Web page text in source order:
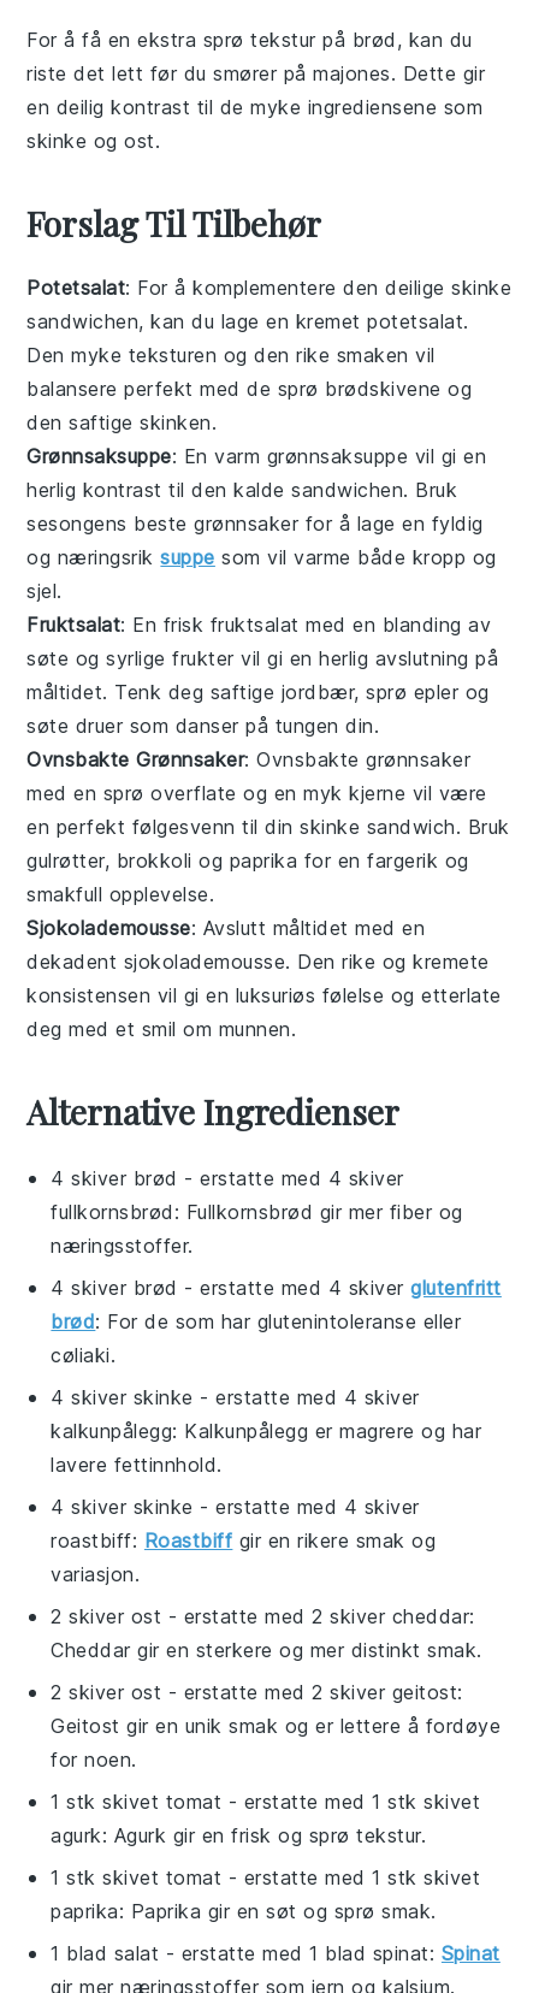
For å få en ekstra sprø tekstur på brød , kan du
riste det lett før du smører påmajones. Dette gir
en deilig kontrast til de myke ingrediensene som
skinke ogost.
Forslag Til Tilbehør
Potetsalat: For å komplementere den deiligeskinke
sandwichen, kan du lage en kremetpotetsalat.
Den myke teksturen og den rike smaken vil
balansere perfekt med de sprø brødskivene og
den saftigeskinken.
Grønnsaksuppe: En varm grønnsaksuppe vil gi en
herlig kontrast til den kaldesandwichen. Bruk
sesongens bestegrønnsaker for å lage en fyldig
og næringsriksuppe som vil varme både kropp og
sjel.
Fruktsalat: En frisk fruktsalat med en blanding av
søte og syrligefrukter vil gi en herlig avslutning på
måltidet. Tenk deg saftige jordbær, sprø epler og
søte druer som danser på tungen din.
Ovnsbakte Grønnsaker: Ovnsbaktegrønnsaker
med en sprø overflate og en myk kjerne vil være
en perfekt følgesvenn til dinskinke sandwich. Bruk
gulrøtter, brokkoli og paprika for en fargerik og
smakfull opplevelse.
Sjokolademousse: Avslutt måltidet med en
dekadent sjokolademousse. Den rike og kremete
konsistensen vil gi en luksuriøs følelse og etterlate
deg med et smil om munnen.
Alternative Ingredienser
4 skiver brød - erstatte med 4 skiver
fullkornsbrød : Fullkornsbrød gir mer fiber og
næringsstoffer.
4 skiver brød - erstatte med 4 skiverglutenfritt
brød: For de som har glutenintoleranse eller
cøliaki.
4 skiver skinke - erstatte med 4 skiver
kalkunpålegg: Kalkunpålegg er magrere og har
lavere fettinnhold.
4 skiver skinke - erstatte med 4 skiver
roastbiff: Roastbiff gir en rikere smak og
variasjon.
2 skiver ost - erstatte med2 skiver cheddar:
Cheddar gir en sterkere og mer distinkt smak.
2 skiver ost - erstatte med2 skiver geitost:
Geitost gir en unik smak og er lettere å fordøye
for noen.
1 stk skivet tomat - erstatte med1 stk skivet
agurk: Agurk gir en frisk og sprø tekstur.
1 stk skivet tomat - erstatte med1 stk skivet
paprika: Paprika gir en søt og sprø smak.
1 blad salat - erstatte med1 blad spinat: Spinat
gir mer næringsstoffer som jern og kalsium.